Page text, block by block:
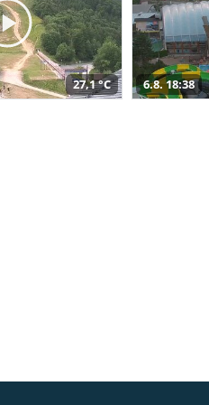
27,1 °C 6.8. 18:38